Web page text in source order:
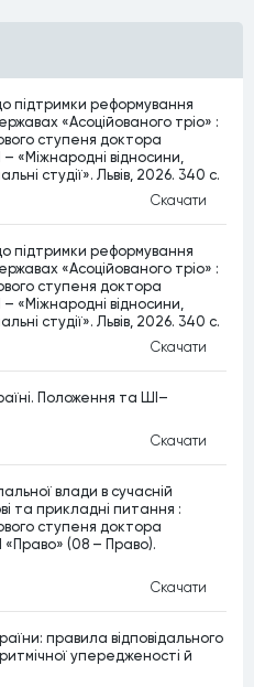
підтримки реформування
«Асоційованого тріо» :
ступеня доктора
– «Міжнародні відносини,
студії». Львів, 2026. 340 c.
Скачати
підтримки реформування
«Асоційованого тріо» :
ступеня доктора
– «Міжнародні відносини,
студії». Львів, 2026. 340 c.
Скачати
Положення та ШІ–
Скачати
влади в сучасній
та прикладні питання :
ступеня доктора
«Право» (08 – Право).
Скачати
правила відповідального
упередженості й